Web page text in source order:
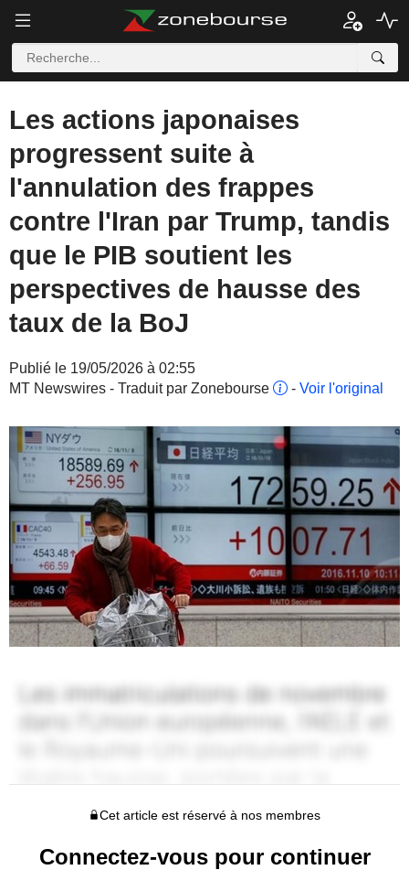
Les actions japonaises
progressent suite à
l'annulation des frappes
contre l'Iran par Trump, tandis
que le PIB soutient les
perspectives de hausse des
taux de la BoJ
Publié le 19/05/2026 à 02:55
MT Newswires - Traduit par Zonebourse
- Voir l'original
Cet article est réservé à nos membres
Connectez-vous pour continuer